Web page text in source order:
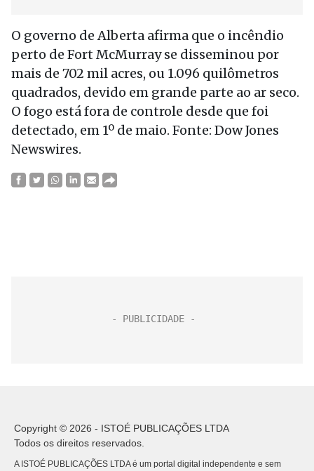
O governo de Alberta afirma que o incêndio
perto de Fort McMurray se disseminou por
mais de 702 mil acres, ou 1.096 quilômetros
quadrados, devido em grande parte ao ar seco.
O fogo está fora de controle desde que foi
detectado, em 1º de maio. Fonte: Dow Jones
Newswires.
Copyright © 2026 - ISTOÉ PUBLICAÇÕES LTDA
Todos os direitos reservados.
A ISTOÉ PUBLICAÇÕES LTDA é um portal digital independente e sem